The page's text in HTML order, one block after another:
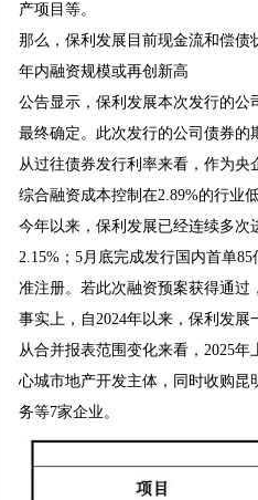
产项目等。
那么，保利发展目前现金流和偿
年内融资规模或再创新高
公告显示，保利发展本次发行的公
最终确定。此次发行的公司债券的
从过往债券发行利率来看，作为
综合融资成本控制在2.89%的行业
今年以来，保利发展已经连续多次
2.15%；5月底完成发行国内首单
准注册。若此次融资预案获得通过
事实上，自2024年以来，保利发
从合并报表范围变化来看，2025
心城市地产开发主体，同时收购昆
务等7家企业。